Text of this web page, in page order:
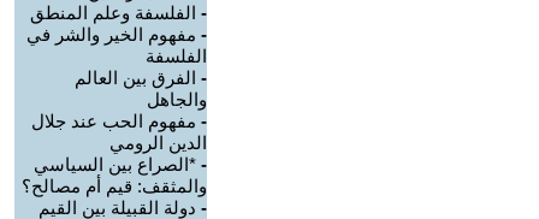
- الفلسفة وعلم المنطق
- مفهوم الخير والشر في
الفلسفة
- الفرق بين العالم
والجاهل
- مفهوم الحب عند جلال
الدين الرومي
- *الصراع بين السياسي
والمثقف: قيم أم مصالح؟
- دولة القبيلة بين القيم